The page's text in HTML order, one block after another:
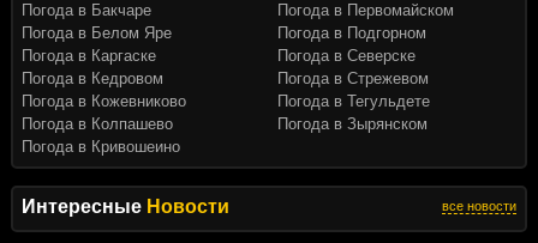
Интересные Новости все новости
Погода в Бакчаре
Погода в Белом Яре
Погода в Каргаске
Погода в Кедровом
Погода в Кожевниково
Погода в Колпашево
Погода в Кривошеино
Погода в Первомайском
Погода в Подгорном
Погода в Северске
Погода в Стрежевом
Погода в Тегульдете
Погода в Зырянском